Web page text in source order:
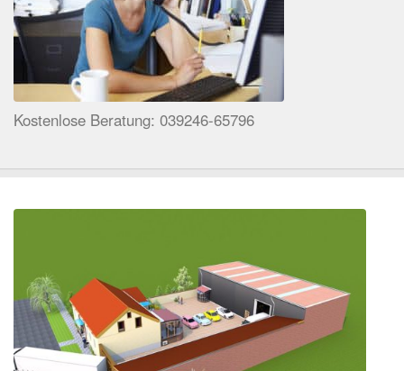
Kostenlose Beratung: 039246-65796